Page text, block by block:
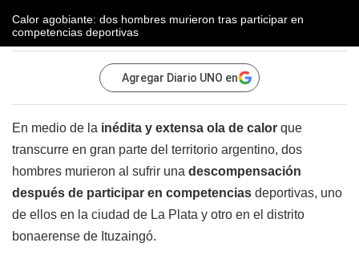
Calor agobiante: dos hombres murieron tras participar en
competencias deportivas
Agregar Diario UNO en
En medio de la inédita y extensa ola de calor que
transcurre en gran parte del territorio argentino, dos
hombres murieron al sufrir una descompensación
después de participar en competencias deportivas, uno
de ellos en la ciudad de La Plata y otro en el distrito
bonaerense de Ituzaingó.